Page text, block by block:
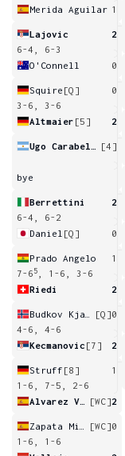
Merida Aguilar 1
Lajovic
2
6-4, 6-3
O'Connell
0
Squire [Q]
0
3-6, 3-6
Altmaier [5] 2
[4]
bye
Berrettini
2
6-4, 6-2
Daniel [Q] 0
Prado Angelo
1
7-6 5
, 1-6, 3-6
Riedi
2
[Q]0
4-6, 4-6
Kecmanovic [7] 2
Struff [8]
1
1-6, 7-5, 2-6
[WC]2
[WC]0
1-6, 1-6